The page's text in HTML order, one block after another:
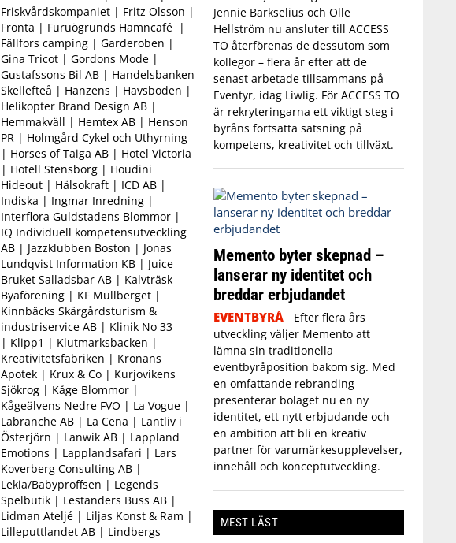
Friskvårdskompaniet | Fritz Olsson |
Fronta | Furuögrunds Hamncafé |
Fällfors camping | Garderoben |
Gina Tricot | Gordons Mode |
Gustafssons Bil AB | Handelsbanken
Skellefteå | Hanzens | Havsboden |
Helikopter Brand Design AB |
Hemmakväll | Hemtex AB | Henson
PR | Holmgård Cykel och Uthyrning
| Horses of Taiga AB | Hotel Victoria
| Hotell Stensborg | Houdini
Hideout | Hälsokraft | ICD AB |
Indiska | Ingmar Inredning |
Interflora Guldstadens Blommor |
IQ Individuell kompetensutveckling
AB | Jazzklubben Boston | Jonas
Lundqvist Information KB | Juice
Bruket Salladsbar AB | Kalvträsk
Byaförening | KF Mullberget |
Kinnbäcks Skärgårdsturism &
industriservice AB | Klinik No 33
| Klipp1 | Klutmarksbacken |
Kreativitetsfabriken | Kronans
Apotek | Krux & Co | Kurjovikens
Sjökrog | Kåge Blommor |
Kågeälvens Nedre FVO | La Vogue |
Labranche AB | La Cena | Lantliv i
Österjörn | Lanwik AB | Lappland
Emotions | Lapplandsafari | Lars
Koverberg Consulting AB |
Lekia/Babyproffsen | Legends
Spelbutik | Lestanders Buss AB |
Lidman Ateljé | Liljas Konst & Ram |
Lilleputtlandet AB | Lindbergs
Jennie Barkselius och Olle
Hellström nu ansluter till ACCESS
TO återförenas de dessutom som
kollegor – flera år efter att de
senast arbetade tillsammans på
Eventyr, idag Liwlig. För ACCESS TO
är rekryteringarna ett viktigt steg i
byråns fortsatta satsning på
kompetens, kreativitet och tillväxt.
Memento byter skepnad –
lanserar ny identitet och
breddar erbjudandet
EVENTBYRÅ
Efter flera års
utveckling väljer Memento att
lämna sin traditionella
eventbyråposition bakom sig. Med
en omfattande rebranding
presenterar bolaget nu en ny
identitet, ett nytt erbjudande och
en ambition att bli en kreativ
partner för varumärkesupplevelser,
innehåll och konceptutveckling.
MEST LÄST